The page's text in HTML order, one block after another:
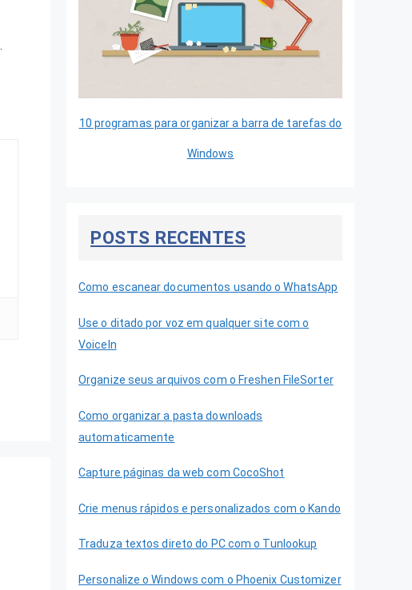
10 programas para organizar a barra de tarefas do
Windows
POSTS RECENTES
Como escanear documentos usando o WhatsApp
Use o ditado por voz em qualquer site com o
VoiceIn
Organize seus arquivos com o Freshen FileSorter
Como organizar a pasta downloads
automaticamente
Capture páginas da web com CocoShot
Crie menus rápidos e personalizados com o Kando
Traduza textos direto do PC com o Tunlookup
Personalize o Windows com o Phoenix Customizer